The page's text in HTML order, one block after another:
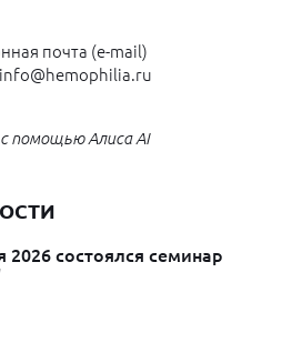
почта (e-mail)
с помощью Алиса AI
состоялся семинар